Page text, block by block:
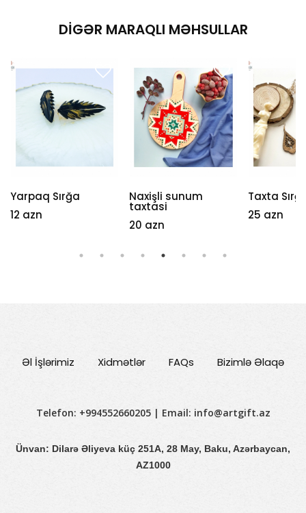
DIGƏR MARAQLI MƏHSULLAR
Yarpaq Sırğa
12 azn
Naxişli sunum
taxtasi
20 azn
Taxta
25 azn
Əl İşlərimiz Xidmətlər FAQs Bizimlə Əlaqə
Telefon: +994552660205 | Email: info@artgift.az
Ünvan: Dilarə Əliyeva küç 251A, 28 May, Baku, Azərbaycan,
AZ1000